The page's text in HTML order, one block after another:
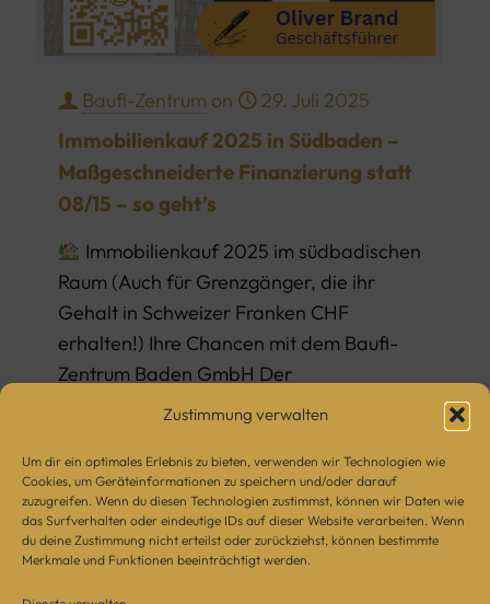
Zustimmung verwalten
Um dir ein optimales Erlebnis zu bieten, verwenden wir Technologien wie
Cookies, um Geräteinformationen zu speichern und/oder darauf
zuzugreifen. Wenn du diesen Technologien zustimmst, können wir Daten wie
das Surfverhalten oder eindeutige IDs auf dieser Website verarbeiten. Wenn
du deine Zustimmung nicht erteilst oder zurückziehst, können bestimmte
Merkmale und Funktionen beeinträchtigt werden.
Baufi-Zentrum on 29. Juli 2025
Immobilienkauf 2025 in Südbaden –
Maßgeschneiderte Finanzierung statt
08/15 – so geht’s
Immobilienkauf 2025 im südbadischen
Raum (Auch für Grenzgänger, die ihr
Gehalt in Schweizer Franken CHF
erhalten!) Ihre Chancen mit dem Baufi-
Zentrum Baden GmbH Der
Immobilienmarkt
Read more
Kundenbewertungen und Erfahrungen zu